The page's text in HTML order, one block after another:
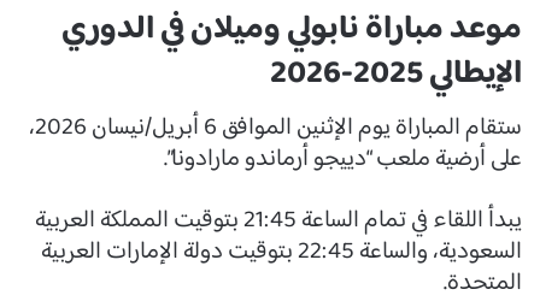
موعد مباراة نابولي وميلان في الدوري
الإيطالي 2025-2026
ستقام المباراة يوم الإثنين الموافق 6 أبريل/نيسان 2026،
على أرضية ملعب “دييجو أرماندو مارادونا”.
يبدأ اللقاء في تمام الساعة 21:45 بتوقيت المملكة العربية
السعودية، والساعة 22:45 بتوقيت دولة الإمارات العربية
المتحدة.